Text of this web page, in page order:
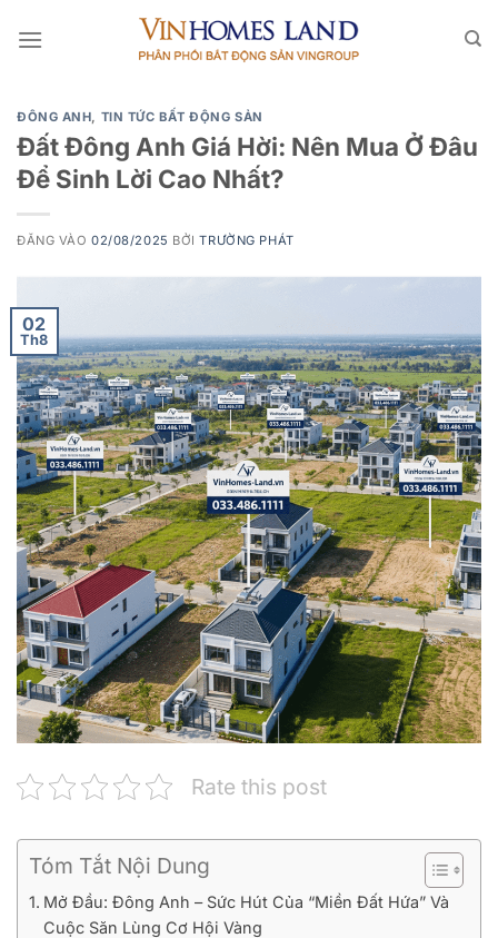
qua
ĐÔNG ANH, TIN TỨC BẤT ĐỘNG SẢN
Đất Đông Anh Giá Hời: Nên Mua Ở Đâu
Để Sinh Lời Cao Nhất?
ĐĂNG VÀO02/08/2025 BỞITRƯỜNG PHÁT
02
Th8
Rate this post
Tóm Tắt Nội Dung
Mở Đầu: Đông Anh – Sức Hút Của “Miền Đất Hứa” Và
Cuộc Săn Lùng Cơ Hội Vàng